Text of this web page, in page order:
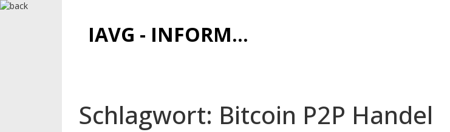
IAVG - INFORMATIONSARCHIV FÜR VIRTUELLE GELDER
Schlagwort: Bitcoin P2P Handel